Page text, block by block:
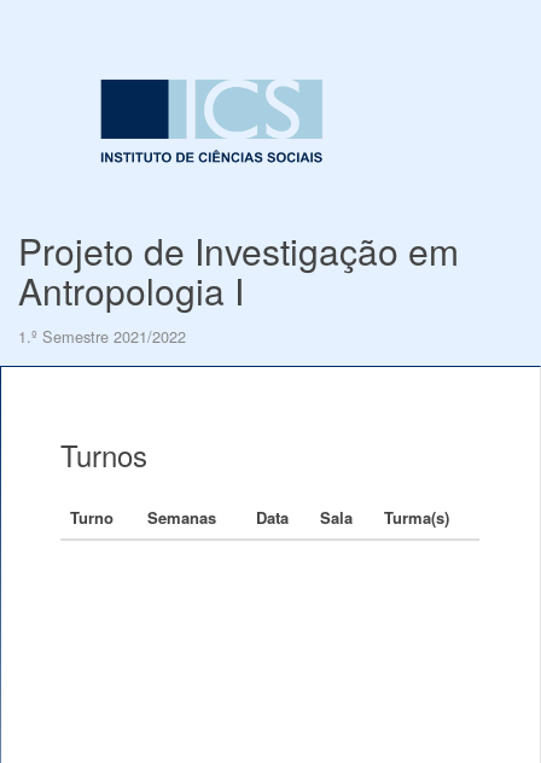
Projeto de Investigação em
Antropologia I
1.º Semestre 2021/2022
Turnos
Turno Semanas Data Sala Turma(s)